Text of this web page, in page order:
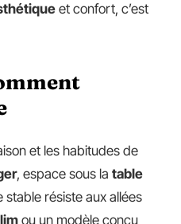
et confort, c’est
et les habitudes de
, espace sous la table
stable résiste aux allées
ou un modèle conçu